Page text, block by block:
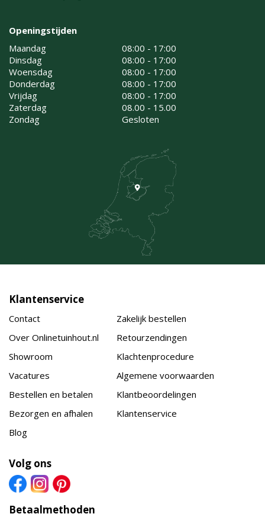
Openingstijden
Maandag
08:00 - 17:00
Dinsdag
08:00 - 17:00
Woensdag
08:00 - 17:00
Donderdag
08:00 - 17:00
Vrijdag
08:00 - 17:00
Zaterdag
08.00 - 15.00
Zondag
Gesloten
Klantenservice
Contact
Over Onlinetuinhout.nl
Showroom
Vacatures
Bestellen en betalen
Bezorgen en afhalen
Blog
Zakelijk bestellen
Retourzendingen
Klachtenprocedure
Algemene voorwaarden
Klantbeoordelingen
Klantenservice
Volg ons
Betaalmethoden